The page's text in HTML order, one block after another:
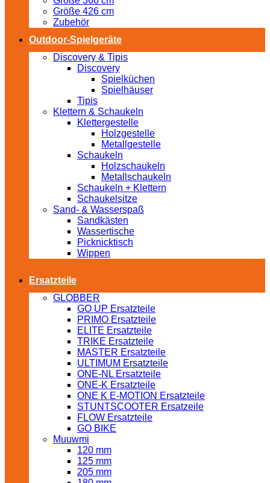
Größe 426 cm
Zubehör
Outdoor-Spielgeräte
Discovery & Tipis
Discovery
Spielküchen
Spielhäuser
Tipis
Klettern & Schaukeln
Klettergestelle
Holzgestelle
Metallgestelle
Schaukeln
Holzschaukeln
Metallschaukeln
Schaukeln + Klettern
Schaukelsitze
Sand- & Wasserspaß
Sandkästen
Wassertische
Picknicktisch
Wippen
Ersatzteile
GLOBBER
GO UP Ersatzteile
PRIMO Ersatzteile
ELITE Ersatzteile
TRIKE Ersatzteile
MASTER Ersatzteile
ULTIMUM Ersatzteile
ONE-NL Ersatzteile
ONE-K Ersatzteile
ONE K E-MOTION Ersatzteile
STUNTSCOOTER Ersatzeile
FLOW Ersatzteile
GO BIKE
Muuwmi
120 mm
125 mm
205 mm